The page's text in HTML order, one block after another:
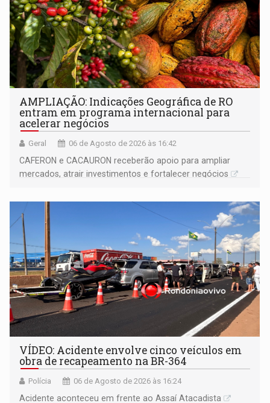
AMPLIAÇÃO: Indicações Geográfica de RO
entram em programa internacional para
acelerar negócios
Geral 06 de Agosto de 2026 às 16:42
CAFERON e CACAURON receberão apoio para ampliar
mercados, atrair investimentos e fortalecer negócios
VÍDEO: Acidente envolve cinco veículos em
obra de recapeamento na BR-364
Polícia 06 de Agosto de 2026 às 16:24
Acidente aconteceu em frente ao Assaí Atacadista